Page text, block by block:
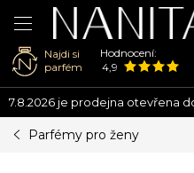
Přejít
na
obsah
Najdi si
parfém
Hodnocení:
4,9
7.8.2026 je prodejna otevřena
Parfémy pro ženy